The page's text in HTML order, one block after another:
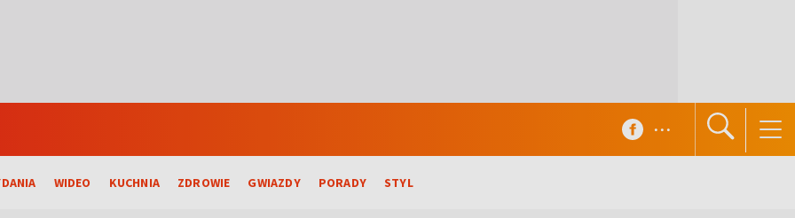
WIDEO KUCHNIA ZDROWIE GWIAZDY PORADY STYL
...